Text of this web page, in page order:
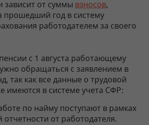
зависит от суммы взносов,
прошедший год в систему
работодателем за своего
с 1 августа работающему
обращаться с заявлением в
так как все данные о трудовой
имеются в системе учета СФР:
по найму поступают в рамках
отчетности от работодателя.